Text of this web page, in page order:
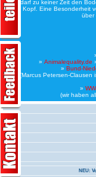
Ball darf zu keiner Zeit den
oder Kopf. Eine Besonderheit
über
» Animalequality.de
» Bund-
(Marcus Petersen-Clausen
»
(wir haben
NEU: